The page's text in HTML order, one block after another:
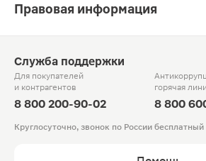
Правовая информация
Служба поддержки
Для покупателей
и контрагентов
8 800 200-90-02
горячая
8 800
Круглосуточно, звонок по России бесплатный